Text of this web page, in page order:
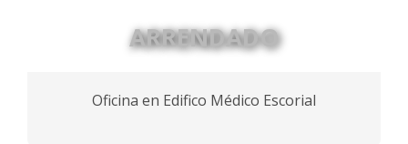
ARRENDADO
Oficina en Edifico Médico Escorial